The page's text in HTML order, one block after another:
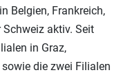
Belgien, Frankreich,
Schweiz aktiv. Seit
in Graz,
die zwei Filialen